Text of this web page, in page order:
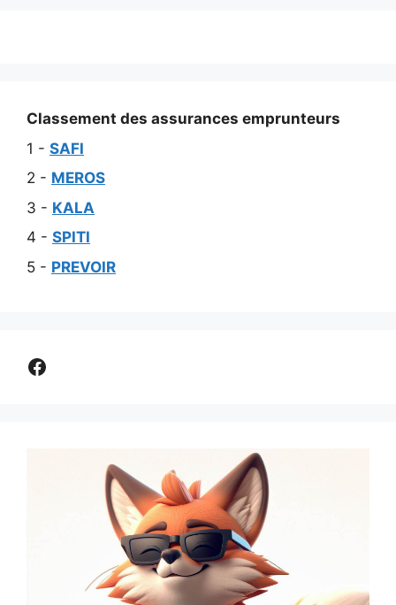
Classement des assurances emprunteurs
1 - SAFI
2 - MEROS
3 - KALA
4 - SPITI
5 - PREVOIR
Comparer assurance